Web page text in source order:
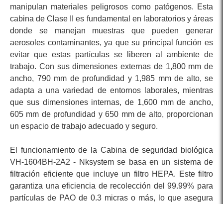
manipulan materiales peligrosos como patógenos. Esta
cabina de Clase II es fundamental en laboratorios y áreas
donde se manejan muestras que pueden generar
aerosoles contaminantes, ya que su principal función es
evitar que estas partículas se liberen al ambiente de
trabajo. Con sus dimensiones externas de 1,800 mm de
ancho, 790 mm de profundidad y 1,985 mm de alto, se
adapta a una variedad de entornos laborales, mientras
que sus dimensiones internas, de 1,600 mm de ancho,
605 mm de profundidad y 650 mm de alto, proporcionan
un espacio de trabajo adecuado y seguro.
El funcionamiento de la Cabina de seguridad biológica
VH-1604BH-2A2 - Nksystem se basa en un sistema de
filtración eficiente que incluye un filtro HEPA. Este filtro
garantiza una eficiencia de recolección del 99.99% para
partículas de PAO de 0.3 micras o más, lo que asegura